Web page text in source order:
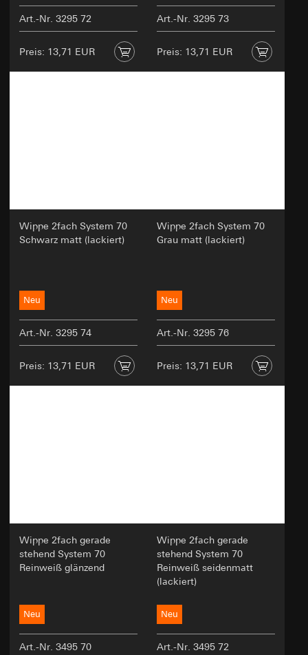
Art.-Nr. 3295 72
Preis: 13,71 EUR
Art.-Nr. 3295 73
Preis: 13,71 EUR
Wippe 2fach System 70
Schwarz matt (lackiert)
Neu
Art.-Nr. 3295 74
Preis: 13,71 EUR
Wippe 2fach System 70
Grau matt (lackiert)
Neu
Art.-Nr. 3295 76
Preis: 13,71 EUR
Wippe 2fach gerade
stehend System 70
Reinweiß glänzend
Neu
Art.-Nr. 3495 70
Wippe 2fach gerade
stehend System 70
Reinweiß seidenmatt
(lackiert)
Neu
Art.-Nr. 3495 72